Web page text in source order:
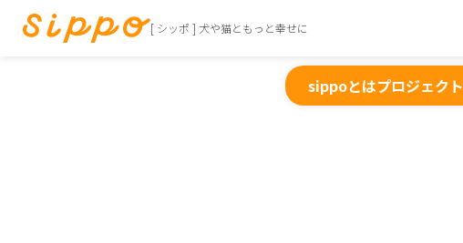
[ シッポ ] 犬や猫ともっと幸せに
sippoとはプロジェクト